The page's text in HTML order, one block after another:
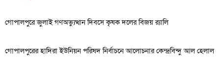
গোপালপুরে জুলাই গণঅভ্যুত্থান দিবসে কৃষক দলের বিজয় র‍্যালি
গোপালপুরের হাদিরা ইউনিয়ন পরিষদ নির্বাচনে আলোচনার কেন্দ্রবিন্দু আল হেলাল